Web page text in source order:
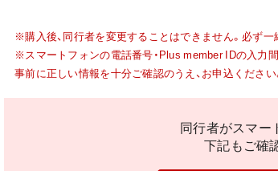
※購入後、同行者を変更することはできません。必ず
※スマートフォンの電話番号・Plus member IDの入力
事前に正しい情報を十分ご確認のうえ、お申込ください
同行者がスマー
下記もご確